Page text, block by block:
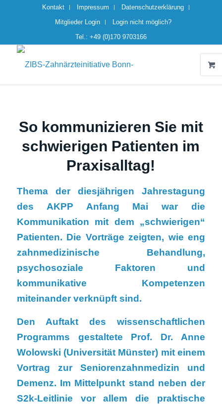
Kontakt Impressum
Datenschutzerklärung
Mitglieder Login
Login nicht möglich?
Tel.: +49 (0)170 9703166
So kommunizieren Sie mit
schwierigen Patienten im
Praxisalltag!
Thema der diesjährigen Jahrestagung
des AKPP Anfang Mai war die
Kommunikation mit dem „schwierigen“
Patienten. Die Vorträge zeigten, wie eng
zahnmedizinische Behandlung,
psychosoziale Faktoren und
kommunikative Kompetenzen
miteinander verknüpft sind.
Den Auftakt des wissenschaftlichen
Programms gestaltete Prof. Dr. Anne
Wolowski (Universität Münster) mit einem
Vortrag zur Seniorenzahnmedizin und
Demenz. Im Mittelpunkt stand neben der
S2k-Leitlinie vor allem die praktische